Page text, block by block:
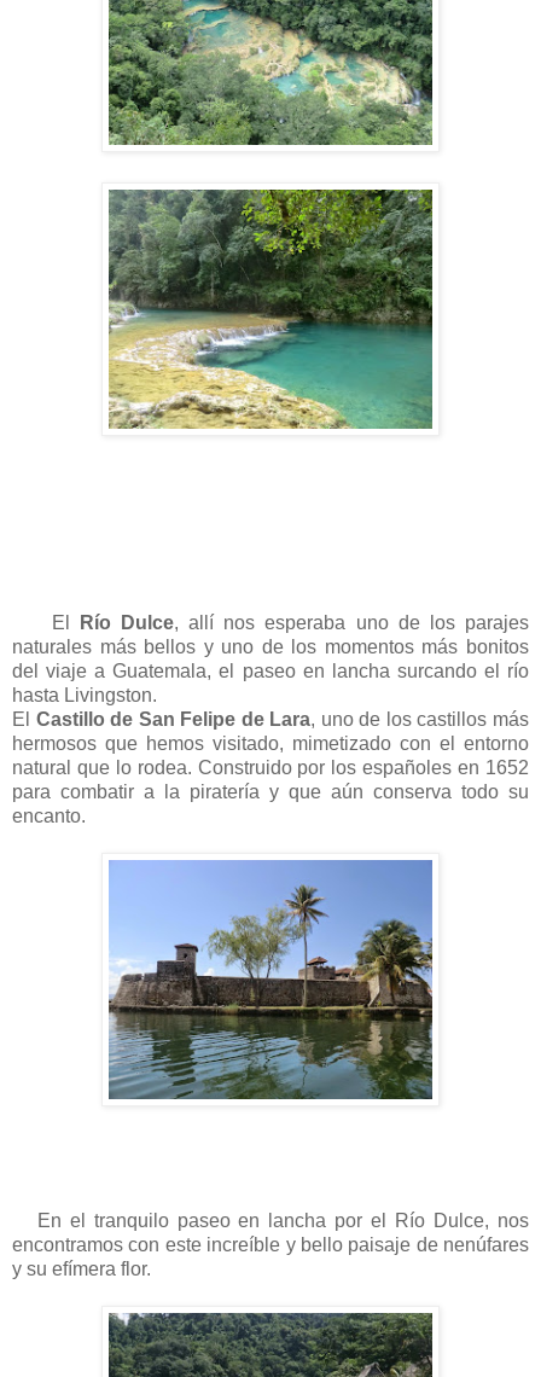
El Río Dulce, allí nos esperaba uno de los parajes
naturales más bellos y uno de los momentos más bonitos
del viaje a Guatemala, el paseo en lancha surcando el río
hasta Livingston.
El Castillo de San Felipe de Lara, uno de los castillos más
hermosos que hemos visitado, mimetizado con el entorno
natural que lo rodea. Construido por los españoles en 1652
para combatir a la piratería y que aún conserva todo su
encanto.
En el tranquilo paseo en lancha por el Río Dulce, nos
encontramos con este increíble y bello paisaje de nenúfares
y su efímera flor.